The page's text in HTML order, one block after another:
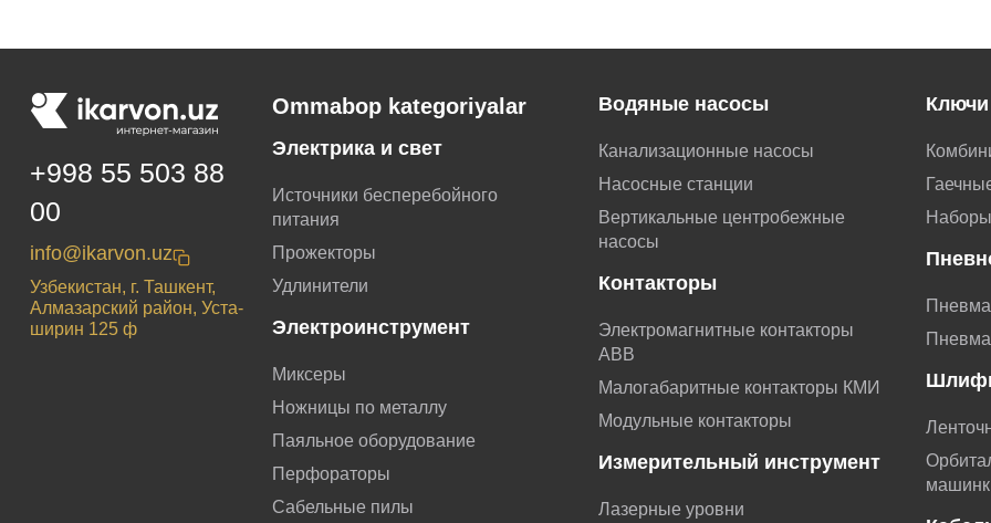
+998 55 503 88
00
info@ikarvon.uz
Узбекистан, г. Ташкент,
Алмазарский район, Уста-
ширин 125 ф
Ommabop kategoriyalar
Электрика и свет
Источники бесперебойного
питания
Прожекторы
Удлинители
Электроинструмент
Миксеры
Ножницы по металлу
Паяльное оборудование
Перфораторы
Сабельные пилы
Водяные насосы
Канализационные насосы
Насосные станции
Вертикальные центробежные
насосы
Контакторы
Электромагнитные контакторы
АВВ
Малогабаритные контакторы КМИ
Модульные контакторы
Измерительный инструмент
Лазерные уровни
Ключи